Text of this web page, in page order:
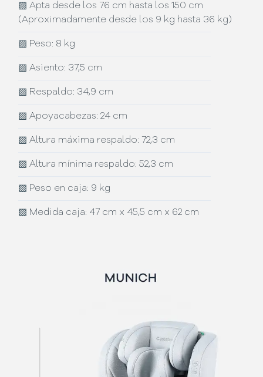
▨Apta desde los 76 cm hasta los 150 cm
(Aproximadamente desde los 9 kg hasta 36 kg)
▨ Peso: 8 kg
▨Asiento: 37,5 cm
▨ Respaldo: 34,9 cm
▨Apoyacabezas: 24 cm
▨Altura máxima respaldo: 72,3 cm
▨Altura mínima respaldo: 52,3 cm
▨ Peso en caja: 9 kg
▨ Medida caja: 47 cm x 45,5 cm x 62 cm